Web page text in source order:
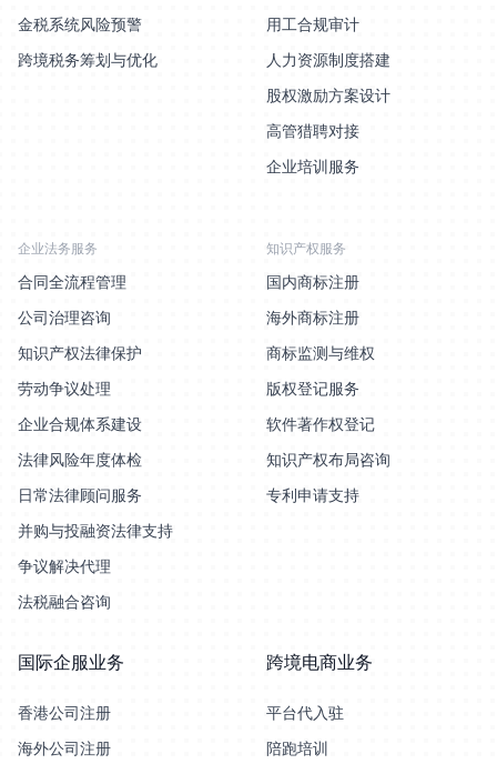
金税系统风险预警
跨境税务筹划与优化
用工合规审计
人力资源制度搭建
股权激励方案设计
高管猎聘对接
企业培训服务
企业法务服务
合同全流程管理
公司治理咨询
知识产权法律保护
劳动争议处理
企业合规体系建设
法律风险年度体检
日常法律顾问服务
并购与投融资法律支持
争议解决代理
法税融合咨询
知识产权服务
国内商标注册
海外商标注册
商标监测与维权
版权登记服务
软件著作权登记
知识产权布局咨询
专利申请支持
国际企服业务
香港公司注册
海外公司注册
跨境电商业务
平台代入驻
陪跑培训